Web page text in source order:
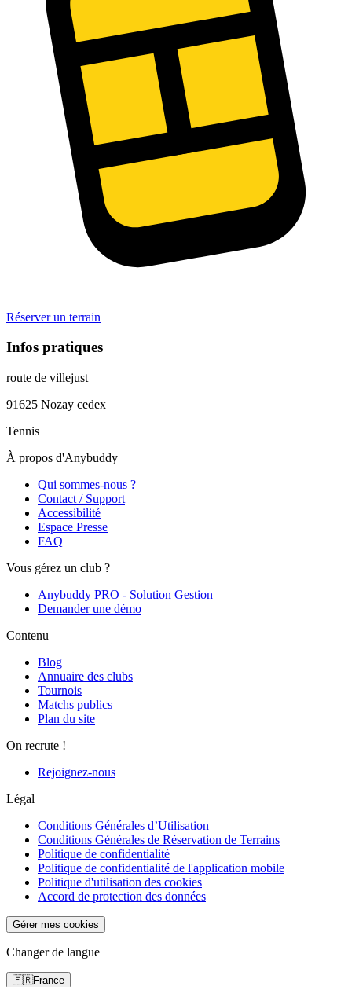
Réserver un terrain
Infos pratiques
route de villejust
91625 Nozay cedex
Tennis
À propos d'Anybuddy
Qui sommes-nous ?
Contact / Support
Accessibilité
Espace Presse
FAQ
Vous gérez un club ?
Anybuddy PRO - Solution Gestion
Demander une démo
Contenu
Blog
Annuaire des clubs
Tournois
Matchs publics
Plan du site
On recrute !
Rejoignez-nous
Légal
Conditions Générales d’Utilisation
Conditions Générales de Réservation de Terrains
Politique de confidentialité
Politique de confidentialité de l'application mobile
Politique d'utilisation des cookies
Accord de protection des données
Gérer mes cookies
Changer de langue
🇫🇷France